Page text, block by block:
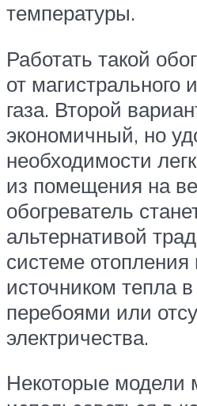
температуры.
Работать такой
от магистрального
газа. Второй
экономичный, но
необходимости
из помещения на
обогреватель
альтернативой
системе
источником тепла
перебоями или
электричества.
Некоторые модели